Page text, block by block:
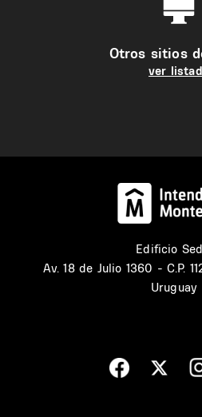
Otros sitios
ver
Edificio
Av. 18 de Julio 1360 - C.P.
Uruguay